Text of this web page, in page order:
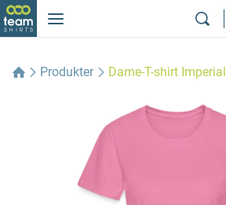
Produkter Dame-T-shirt Imperial